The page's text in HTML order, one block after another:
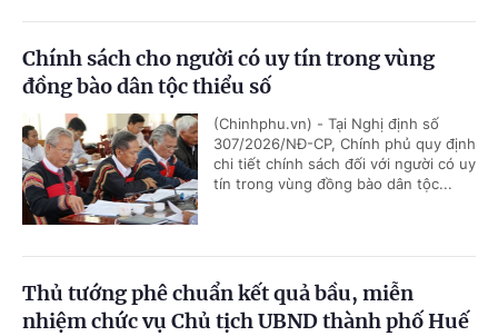
Chính sách cho người có uy tín trong vùng
đồng bào dân tộc thiểu số
(Chinhphu.vn) - Tại Nghị định số
307/2026/NĐ-CP, Chính phủ quy định
chi tiết chính sách đối với người có uy
tín trong vùng đồng bào dân tộc...
Thủ tướng phê chuẩn kết quả bầu, miễn
nhiệm chức vụ Chủ tịch UBND thành phố Huế